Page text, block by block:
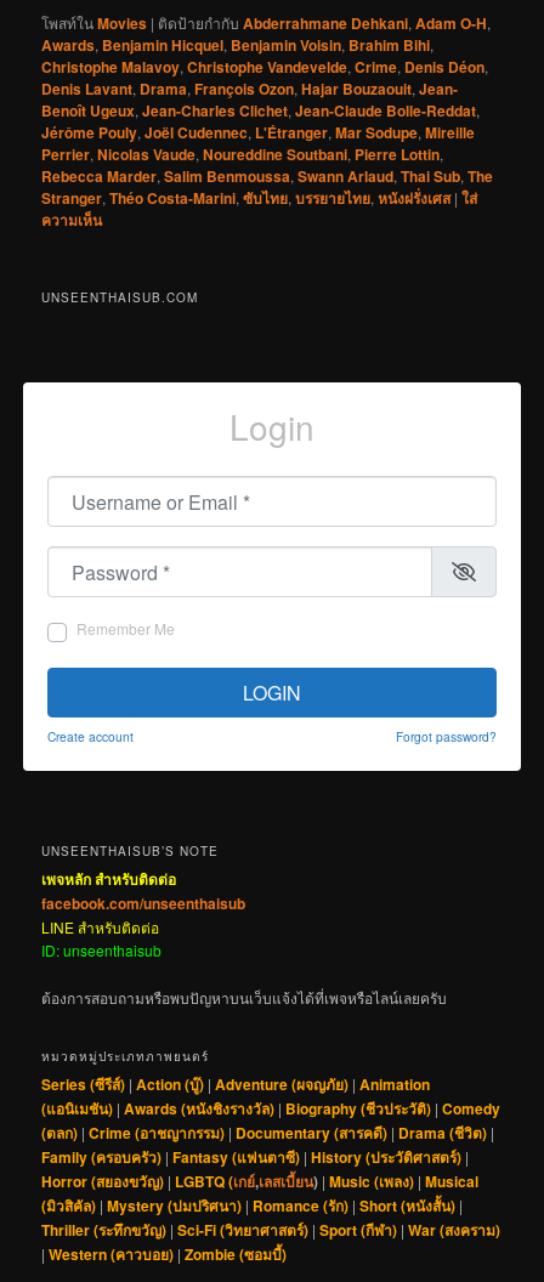
โพสท์ในMovies | ติดป้ายกำกับ Abderrahmane Dehkani,Adam O-H,
Awards, Benjamin Hicquel, Benjamin Voisin, Brahim Bihi,
Christophe Malavoy,Christophe Vandevelde,Crime, Denis Déon,
Denis Lavant, Drama,François Ozon,Hajar Bouzaouit,Jean-
Benoît Ugeux,Jean-Charles Clichet,Jean-Claude Bolle-Reddat,
Jérôme Pouly,Joël Cudennec, L'Étranger,Mar Sodupe,Mireille
Perrier,Nicolas Vaude,Noureddine Soutbani, Pierre Lottin,
Rebecca Marder,Salim Benmoussa,Swann Arlaud,Thai Sub,The
Stranger,Théo Costa-Marini,ซับไทย,บรรยายไทย,หนังฝรั่งเศส |ใส่
ความเห็น
UNSEENTHAISUB.COM
Login
Remember Me
LOGIN
Create account Forgot password?
UNSEENTHAISUB’S NOTE
เพจหลัก สำหรับติดต่อ
facebook.com/unseenthaisub
LINE สำหรับติดต่อ
ID: unseenthaisub
ต้องการสอบถามหรือพบปัญหาบนเว็บแจ้งได้ที่เพจหรือไลน์เลยครับ
หมวดหมู่ประเภทภาพยนตร์
Series (ซีรีส์) |Action (บู๊) |Adventure (ผจญภัย) |Animation
(แอนิเมชัน) |Awards (หนังชิงรางวัล) | Biography (ชีวประวัติ) |Comedy
(ตลก) |Crime (อาชญากรรม) | Documentary (สารคดี) | Drama (ชีวิต) |
Family (ครอบครัว) |Fantasy (แฟนตาซี) |History (ประวัติศาสตร์) |
Horror (สยองขวัญ) | LGBTQ (เกย์,เลสเบี้ยน) |Music (เพลง) |Musical
(มิวสิคัล) |Mystery (ปมปริศนา) | Romance (รัก) |Short (หนังสั้น) |
Thriller (ระทึกขวัญ) |Sci-Fi (วิทยาศาสตร์) |Sport (กีฬา) |War (สงคราม)
|Western (คาวบอย) |Zombie (ซอมบี้)